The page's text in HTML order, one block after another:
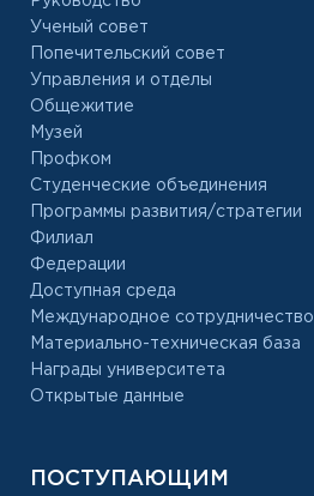
Ученый совет
Попечительский совет
Управления и отделы
Общежитие
Музей
Профком
Студенческие объединения
Программы развития/стратегии
Филиал
Федерации
Доступная среда
Международное сотрудничество
Материально-техническая база
Награды университета
Открытые данные
ПОСТУПАЮЩИМ